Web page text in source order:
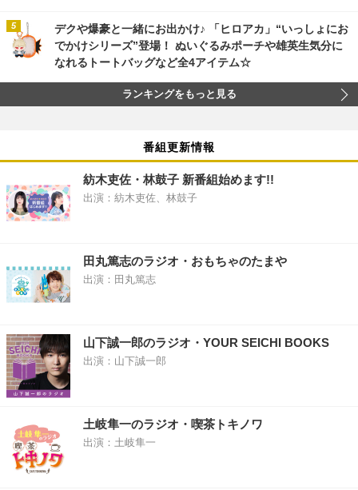
デクや爆豪と一緒にお出かけ♪ 「ヒロアカ」“いっしょにお
でかけシリーズ”登場！ ぬいぐるみポーチや雄英生気分に
なれるトートバッグなど全4アイテム☆
ランキングをもっと見る
番組更新情報
紡木吏佐・林鼓子 新番組始めます!!
出演：紡木吏佐、林鼓子
田丸篤志のラジオ・おもちゃのたまや
出演：田丸篤志
山下誠一郎のラジオ・YOUR SEICHI BOOKS
出演：山下誠一郎
土岐隼一のラジオ・喫茶トキノワ
出演：土岐隼一